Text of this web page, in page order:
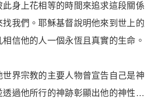
身上花相等的時間來追求這段關
我們。耶穌基督說明他來到世上
信他的人一個永恆且真實的生命。
界宗教的主要人物曾宣告自己是神
透過他所行的神跡彰顯出他的神